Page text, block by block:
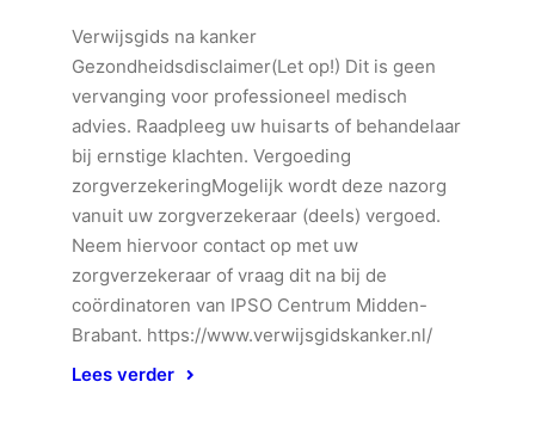
Verwijsgids na kanker
Gezondheidsdisclaimer(Let op!) Dit is geen
vervanging voor professioneel medisch
advies. Raadpleeg uw huisarts of behandelaar
bij ernstige klachten. Vergoeding
zorgverzekeringMogelijk wordt deze nazorg
vanuit uw zorgverzekeraar (deels) vergoed.
Neem hiervoor contact op met uw
zorgverzekeraar of vraag dit na bij de
coördinatoren van IPSO Centrum Midden-
Brabant. https://www.verwijsgidskanker.nl/
Lees verder